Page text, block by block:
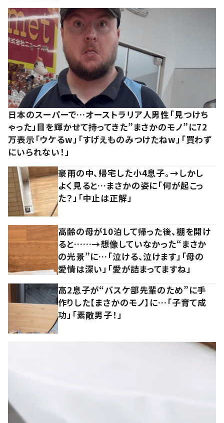
日本のスーパーで…オーストラリア人男性「見つけち
ゃった」目を輝かせて持ってきた”まさかのモノ”に72
万表示「ウケるw」「すげえものみつけたねw」「買わず
にいられない！」
豪雨の中、帰宅した小4息子。→しかし
よく見ると…まさかの姿に「何が起こっ
た？」「中止は正解」
高齢の母が10泊して帰った後、棚を開け
ると……→想像していなかった“まさか
の光景”に…「泣ける、泣けます」「母の
愛情は深い」「愛が詰まってますね」
高2息子が“バスケ部先輩のため”に手
作りした【まさかのモノ】に…「子育て成
功」「素敵男子！」